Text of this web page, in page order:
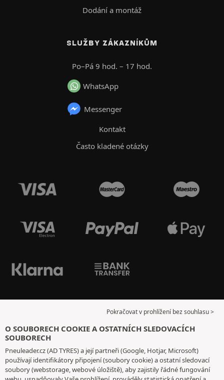
Dodání a montáž
SLUŽBY ZÁKAZNÍKŮM
Po–Pá 9 hod. – 17 hod.
WhatsApp
Messenger
Kontakt
Často kladené otázky
Pokračovat v prohlížení bez souhlasu >
O SOUBORECH COOKIE A OSTATNÍCH SLEDOVACÍCH
SOUBORECH
Pneuleader.cz (AD TYRES) a její partneři (Google, Hotjar, Microsoft)
používají identifikátory připojení (soubory cookie) a ostatní sledovací
soubory (webstorage, webové úložiště), aby zajistily řádné fungování